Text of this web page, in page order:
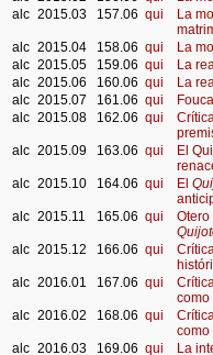
alc 2015.03 157.06 qui
La
alc 2015.04 158.06 qui
La
alc 2015.05 159.06 qui
La
alc 2015.06 160.06 qui
La
alc 2015.07 161.06 qui
alc 2015.08 162.06 qui
alc 2015.09 163.06 qui
El
alc 2015.10 164.06 qui El
alc 2015.11 165.06 qui
Otero
alc 2015.12 166.06 qui
alc 2016.01 167.06 qui
como
alc 2016.02 168.06 qui
como
alc 2016.03 169.06 qui La